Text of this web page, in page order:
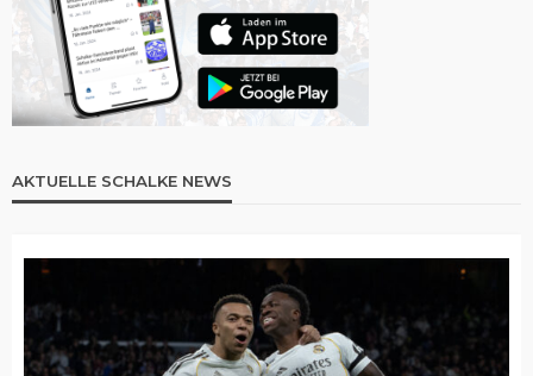
AKTUELLE SCHALKE NEWS